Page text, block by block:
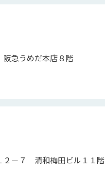
急うめだ本店８階
２－７ 清和梅田ビル１１階